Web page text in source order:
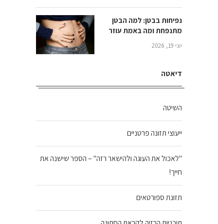
נפיחות בבטן: למה הבטן
מתנפחת ומה באמת עוזר
יוני 19, 2026
דיאטה
השיטה
ייעוצי תזונה פרטניים
"לאכול את העוגה ולהישאר רזה" – הספר שישנה את
חייך!
תזונת ספורטאים